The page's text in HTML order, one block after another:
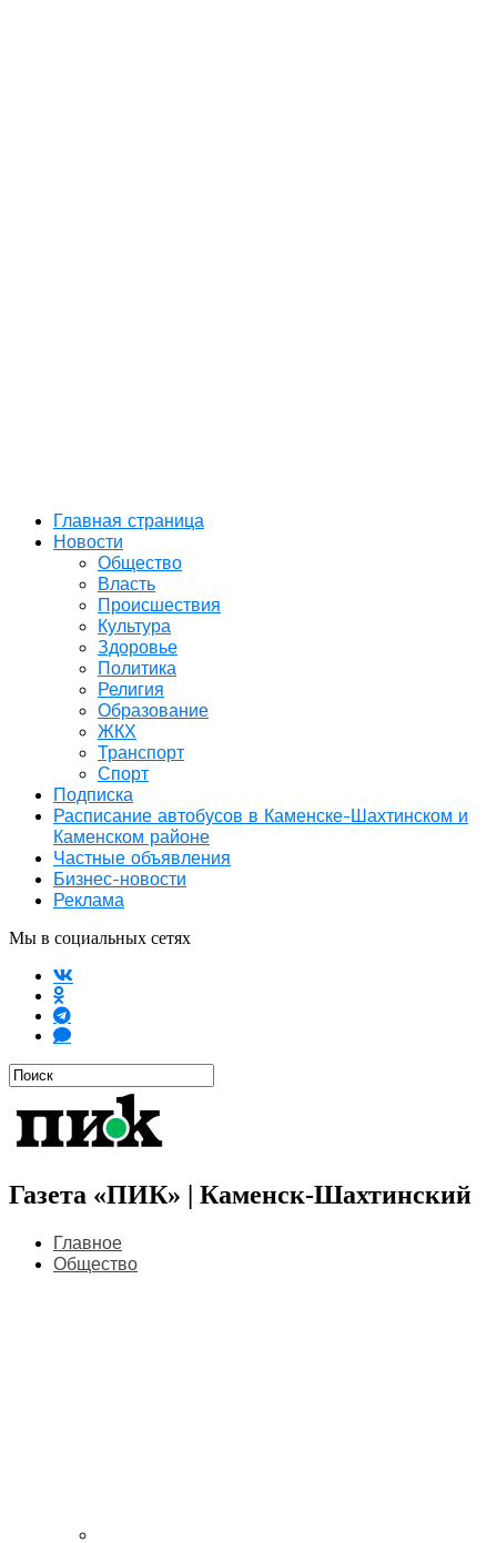
Главная страница
Новости
Общество
Власть
Происшествия
Культура
Здоровье
Политика
Религия
Образование
ЖКХ
Транспорт
Спорт
Подписка
Расписание автобусов в Каменске-Шахтинском и
Каменском районе
Частные объявления
Бизнес-новости
Реклама
Мы в социальных сетях
Газета «ПИК» | Каменск-Шахтинский
Главное
Общество